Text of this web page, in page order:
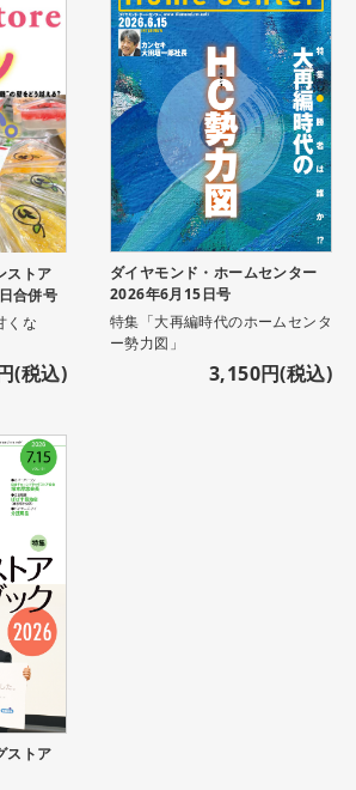
ストア
合併号
くな
(税込)
ダイヤモンド・ホームセンター
2026年6月15日号
特集「大再編時代のホームセンタ
ー勢力図」
3,150円(税込)
ストア